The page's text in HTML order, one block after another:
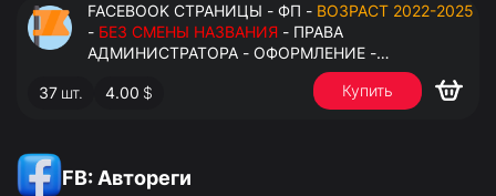
FACEBOOK СТРАНИЦЫ - ФП - ВОЗРАСТ 2022-2025
- БЕЗ СМЕНЫ НАЗВАНИЯ - ПРАВА
АДМИНИСТРАТОРА - ОФОРМЛЕНИЕ -
ЗАПОЛНЕННАЯ ИНФОРМАЦИЯ - ПОД ВСЕ ГЕО
37 шт. 4.00 $ Купить
FB: Автореги